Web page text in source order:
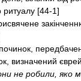
ритуалу [44-1]
визначений
не робили, яко